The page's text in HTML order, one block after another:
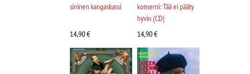
sininen kangaskassi
14,90€
konserni: Tää ei pääty
hyvin (CD)
14,90€